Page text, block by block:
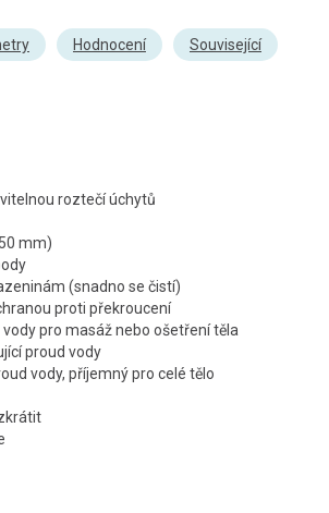
Hodnocení Související
roztečí úchytů
mm)
(snadno se čistí)
proti překroucení
pro masáž nebo ošetření těla
proud vody
vody, příjemný pro celé tělo